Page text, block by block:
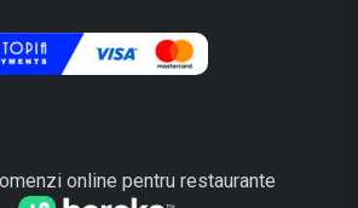
online pentru restaurante